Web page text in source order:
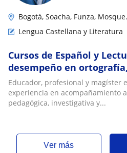
Bogotá, Soacha, Funza,
Lengua Castellana y Literatura
Cursos de Español y
desempeño en
escritura
Educador, profesional y magíster
experiencia en acompañamiento
pedagógica, investigativa y...
ver más